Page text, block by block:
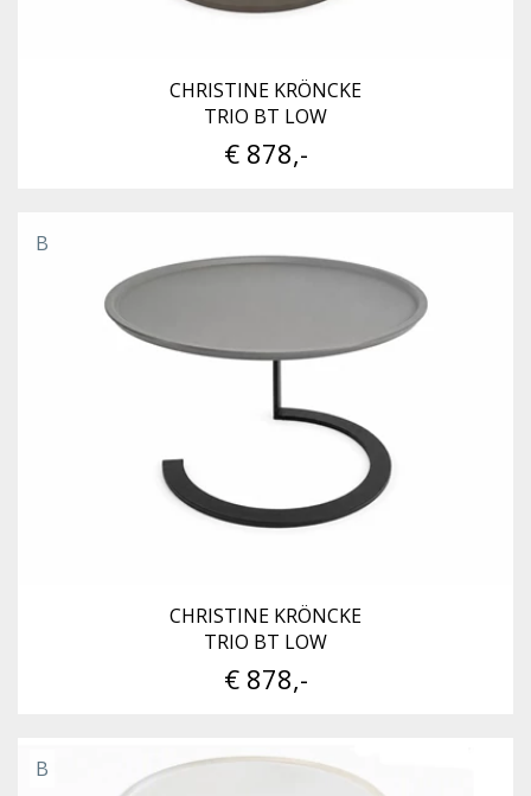
CHRISTINE KRÖNCKE
TRIO BT LOW
€ 878,-
B
CHRISTINE KRÖNCKE
TRIO BT LOW
€ 878,-
B